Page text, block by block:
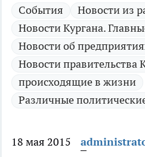
Cобытия
Новости из
Новости Кургана.
Новости об
Новости правительства
происходящие в жизни
Различные
18 мая 2015